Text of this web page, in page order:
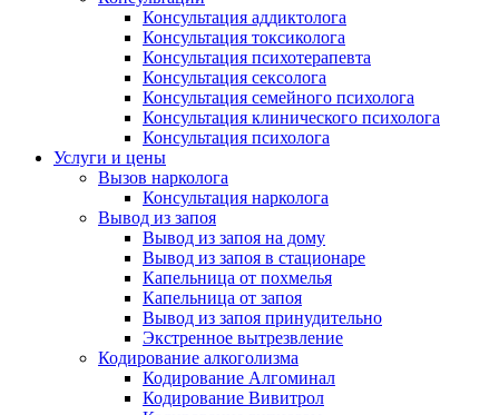
Консультация аддиктолога
Консультация токсиколога
Консультация психотерапевта
Консультация сексолога
Консультация семейного психолога
Консультация клинического психолога
Консультация психолога
Услуги и цены
Вызов нарколога
Консультация нарколога
Вывод из запоя
Вывод из запоя на дому
Вывод из запоя в стационаре
Капельница от похмелья
Капельница от запоя
Вывод из запоя принудительно
Экстренное вытрезвление
Кодирование алкоголизма
Кодирование Алгоминал
Кодирование Вивитрол